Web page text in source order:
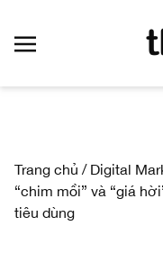
Trang chủ / Digital
“chim mồi” và “giá
tiêu dùng